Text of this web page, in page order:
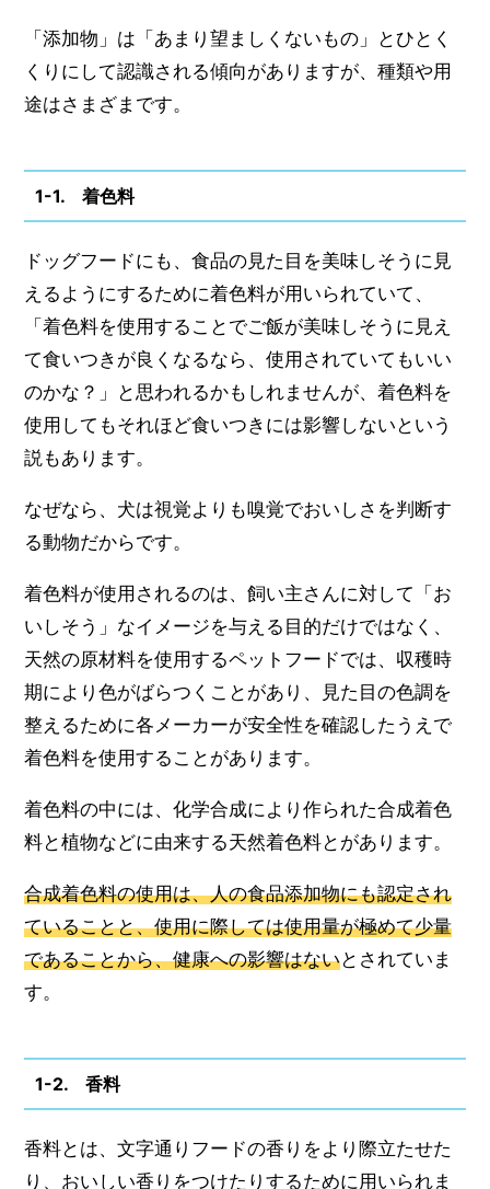
「添加物」は「あまり望ましくないもの」とひとく
くりにして認識される傾向がありますが、種類や用
途はさまざまです。
1-1. 着色料
ドッグフードにも、食品の見た目を美味しそうに見
えるようにするために着色料が用いられていて、
「着色料を使用することでご飯が美味しそうに見え
て食いつきが良くなるなら、使用されていてもいい
のかな？」と思われるかもしれませんが、着色料を
使用してもそれほど食いつきには影響しないという
説もあります。
なぜなら、犬は視覚よりも嗅覚でおいしさを判断す
る動物だからです。
着色料が使用されるのは、飼い主さんに対して「お
いしそう」なイメージを与える目的だけではなく、
天然の原材料を使用するペットフードでは、収穫時
期により色がばらつくことがあり、見た目の色調を
整えるために各メーカーが安全性を確認したうえで
着色料を使用することがあります。
着色料の中には、化学合成により作られた合成着色
料と植物などに由来する天然着色料とがあります。
合成着色料の使用は、人の食品添加物にも認定され
ていることと、使用に際しては使用量が極めて少量
であることから、健康への影響はないとされていま
す。
1-2. 香料
香料とは、文字通りフードの香りをより際立たせた
り、おいしい香りをつけたりするために用いられま